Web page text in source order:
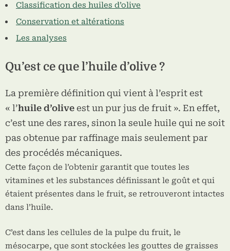
Classification des huiles d’olive
Conservation et altérations
Les analyses
Qu’est ce que l’huile d’olive ?
La première définition qui vient à l’esprit est
« l’huile d’olive est un pur jus de fruit ». En effet,
c’est une des rares, sinon la seule huile qui ne soit
pas obtenue par raffinage mais seulement par
des procédés mécaniques.
Cette façon de l’obtenir garantit que toutes les
vitamines et les substances définissant le goût et qui
étaient présentes dans le fruit, se retrouveront intactes
dans l’huile.
C’est dans les cellules de la pulpe du fruit, le
mésocarpe, que sont stockées les gouttes de graisses